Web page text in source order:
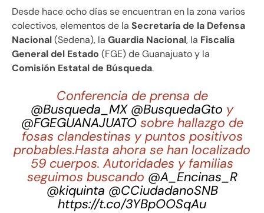
Desde hace ocho días se encuentran en la zona varios
colectivos, elementos de la Secretaría de la Defensa
Nacional(Sedena), la Guardia Nacional, la Fiscalía
General del Estado (FGE) de Guanajuato y la
Comisión Estatal de Búsqueda.
Conferencia de prensa de
@Busqueda_MX @BusquedaGto y
@FGEGUANAJUATOsobre hallazgo de
fosas clandestinas y puntos positivos
probables.Hasta ahora se han localizado
59 cuerpos. Autoridades y familias
seguimos buscando @A_Encinas_R
@kiquinta @CCiudadanoSNB
https://t.co/3YBpOOSqAu